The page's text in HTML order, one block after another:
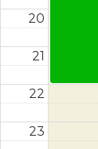
20
21
22
23